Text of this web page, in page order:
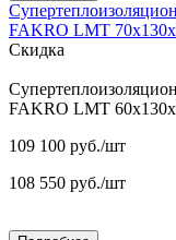
FAKRO LMT
Скидка
FAKRO LMT
109 100 руб./шт
108 550 руб./шт